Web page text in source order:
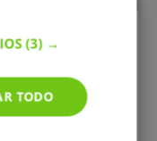
(3) →
TODO